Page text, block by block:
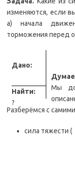
изменяются, если
а) начала
торможения перед
Дано:
Найти:
?
Мы
Разберёмся с
сила тяжести (